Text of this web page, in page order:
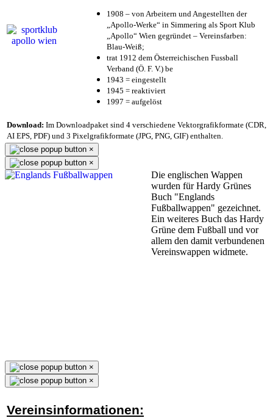
1908 – von Arbeitern und Angestellten der
„Apollo-Werke“ in Simmering als Sport Klub
„Apollo“ Wien gegründet – Vereinsfarben:
Blau-Weiß;
trat 1912 dem Österreichischen Fussball
Verband (Ö. F. V.) be
1943 = eingestellt
1945 = reaktiviert
1997 = aufgelöst
Download: Im Downloadpaket sind 4 verschiedene Vektorgrafikformate (CDR,
AI EPS, PDF) und 3 Pixelgrafikformate (JPG, PNG, GIF) enthalten.
×
×
Die englischen Wappen
wurden für Hardy Grünes
Buch "Englands
Fußballwappen" gezeichnet.
Ein weiteres Buch das Hardy
Grüne dem Fußball und vor
allem den damit verbundenen
Vereinswappen widmete.
×
×
Vereinsinformationen: